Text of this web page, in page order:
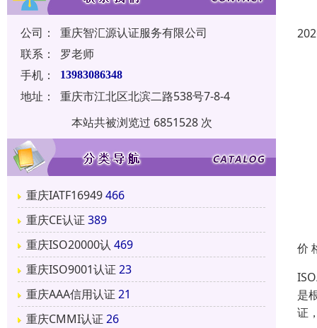
公司：
重庆智汇源认证服务有限公司
联系：
罗老师
手机：
13983086348
地址：
重庆市江北区北滨二路538号7-8-4
本站共被浏览过 6851528 次
重庆IATF16949466
重庆CE认证 389
重庆ISO20000认 469
重庆ISO9001认证 23
重庆AAA信用认证 21
重庆CMMI认证 26
价
是
证